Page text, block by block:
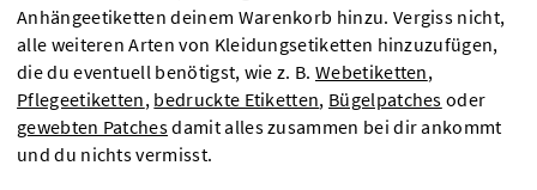
Anhängeetiketten deinem Warenkorb hinzu. Vergiss nicht,
alle weiteren Arten von Kleidungsetiketten hinzuzufügen,
die du eventuell benötigst, wie z. B. Webetiketten,
Pflegeetiketten, bedruckte Etiketten, Bügelpatches oder
gewebten Patchesdamit alles zusammen bei dir ankommt
und du nichts vermisst.